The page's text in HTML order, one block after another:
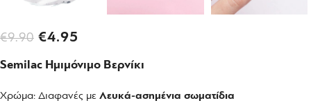
€9.90 €4.95
Semilac Ημιμόνιμο Βερνίκι
Χρώμα: Διαφανές με Λευκά-ασημένια σωματίδια